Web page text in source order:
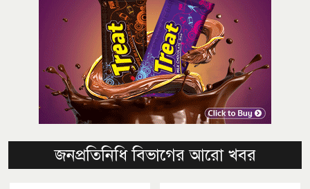
জনপ্রতিনিধি বিভাগের আরো খবর